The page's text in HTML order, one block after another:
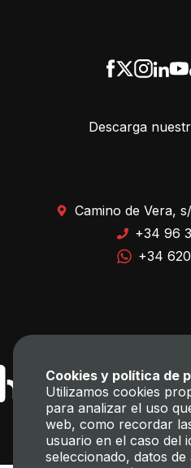
Descarga
Camino de Vera,
+34 96
+34
Cookies y política de
Utilizamos cookies
para analizar el uso
web, como recordar
usuario en el caso del
seleccionado, datos de